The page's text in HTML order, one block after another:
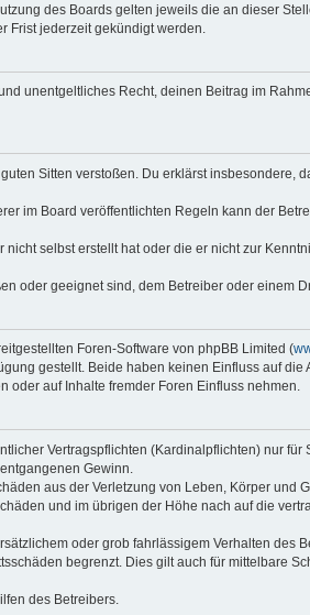
des Boards gelten jeweils die an dieser
Frist jederzeit gekündigt werden.
unentgeltliches Recht, deinen Beitrag im
Sitten verstoßen. Du erklärst insbesondere,
im Board veröffentlichten Regeln kann der
selbst erstellt hat oder die er nicht zur
oder geeignet sind, dem Betreiber oder einem
Foren-Software von phpBB Limited (
gestellt. Beide haben keinen Einfluss auf die
oder auf Inhalte fremder Foren Einfluss nehmen.
Vertragspflichten (Kardinalpflichten) nur
Gewinn.
aus der Verletzung von Leben, Körper und
und im übrigen der Höhe nach auf die
oder grob fahrlässigem Verhalten des
begrenzt. Dies gilt auch für mittelbare
des Betreibers.